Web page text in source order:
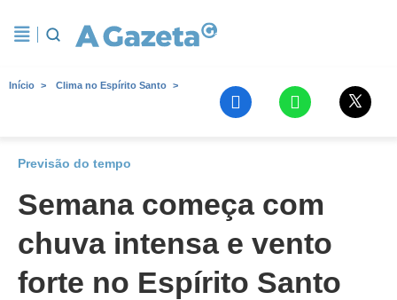
Início Clima no Espírito Santo
Previsão do tempo
Semana começa com
chuva intensa e vento
forte no Espírito Santo